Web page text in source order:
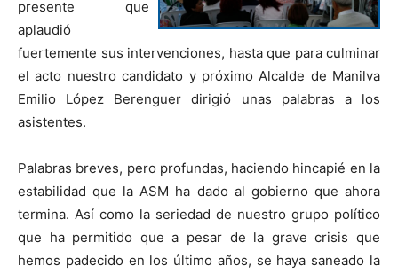
presente que
aplaudió
fuertemente sus intervenciones, hasta que para culminar
el acto nuestro candidato y próximo Alcalde de Manilva
Emilio López Berenguer dirigió unas palabras a los
asistentes.
Palabras breves, pero profundas, haciendo hincapié en la
estabilidad que la ASM ha dado al gobierno que ahora
termina. Así como la seriedad de nuestro grupo político
que ha permitido que a pesar de la grave crisis que
hemos padecido en los último años, se haya saneado la